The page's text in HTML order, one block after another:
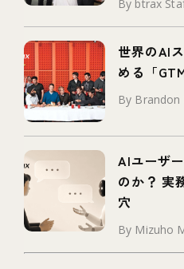
By btrax
世界のAI
める「
By Brandon
AIユーザ
のか？ 実
穴
By Mizuho